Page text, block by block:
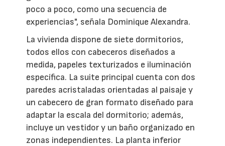
poco a poco, como una secuencia de
experiencias", señala Dominique Alexandra.
La vivienda dispone de siete dormitorios,
todos ellos con cabeceros diseñados a
medida, papeles texturizados e iluminación
específica. La suite principal cuenta con dos
paredes acristaladas orientadas al paisaje y
un cabecero de gran formato diseñado para
adaptar la escala del dormitorio; además,
incluye un vestidor y un baño organizado en
zonas independientes. La planta inferior